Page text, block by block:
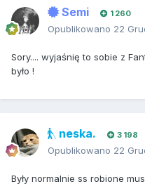
Semi 1 260
Opublikowano 22
Sory.... wyjaśnię to sobie z
było !
neska. 3 198
Opublikowano 22
Były normalnie ss robione